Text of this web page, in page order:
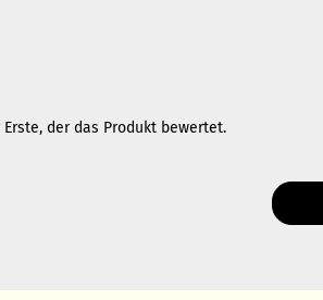
der das Produkt bewertet.